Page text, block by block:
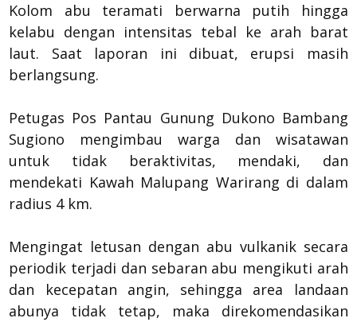
Kolom abu teramati berwarna putih hingga
kelabu dengan intensitas tebal ke arah barat
laut. Saat laporan ini dibuat, erupsi masih
berlangsung.
Petugas Pos Pantau Gunung Dukono Bambang
Sugiono mengimbau warga dan wisatawan
untuk tidak beraktivitas, mendaki, dan
mendekati Kawah Malupang Warirang di dalam
radius 4 km.
Mengingat letusan dengan abu vulkanik secara
periodik terjadi dan sebaran abu mengikuti arah
dan kecepatan angin, sehingga area landaan
abunya tidak tetap, maka direkomendasikan